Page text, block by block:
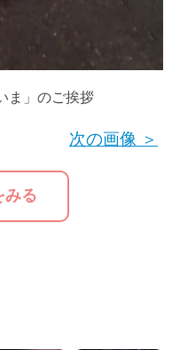
ま」のご挨拶
みる
次の画像 ＞